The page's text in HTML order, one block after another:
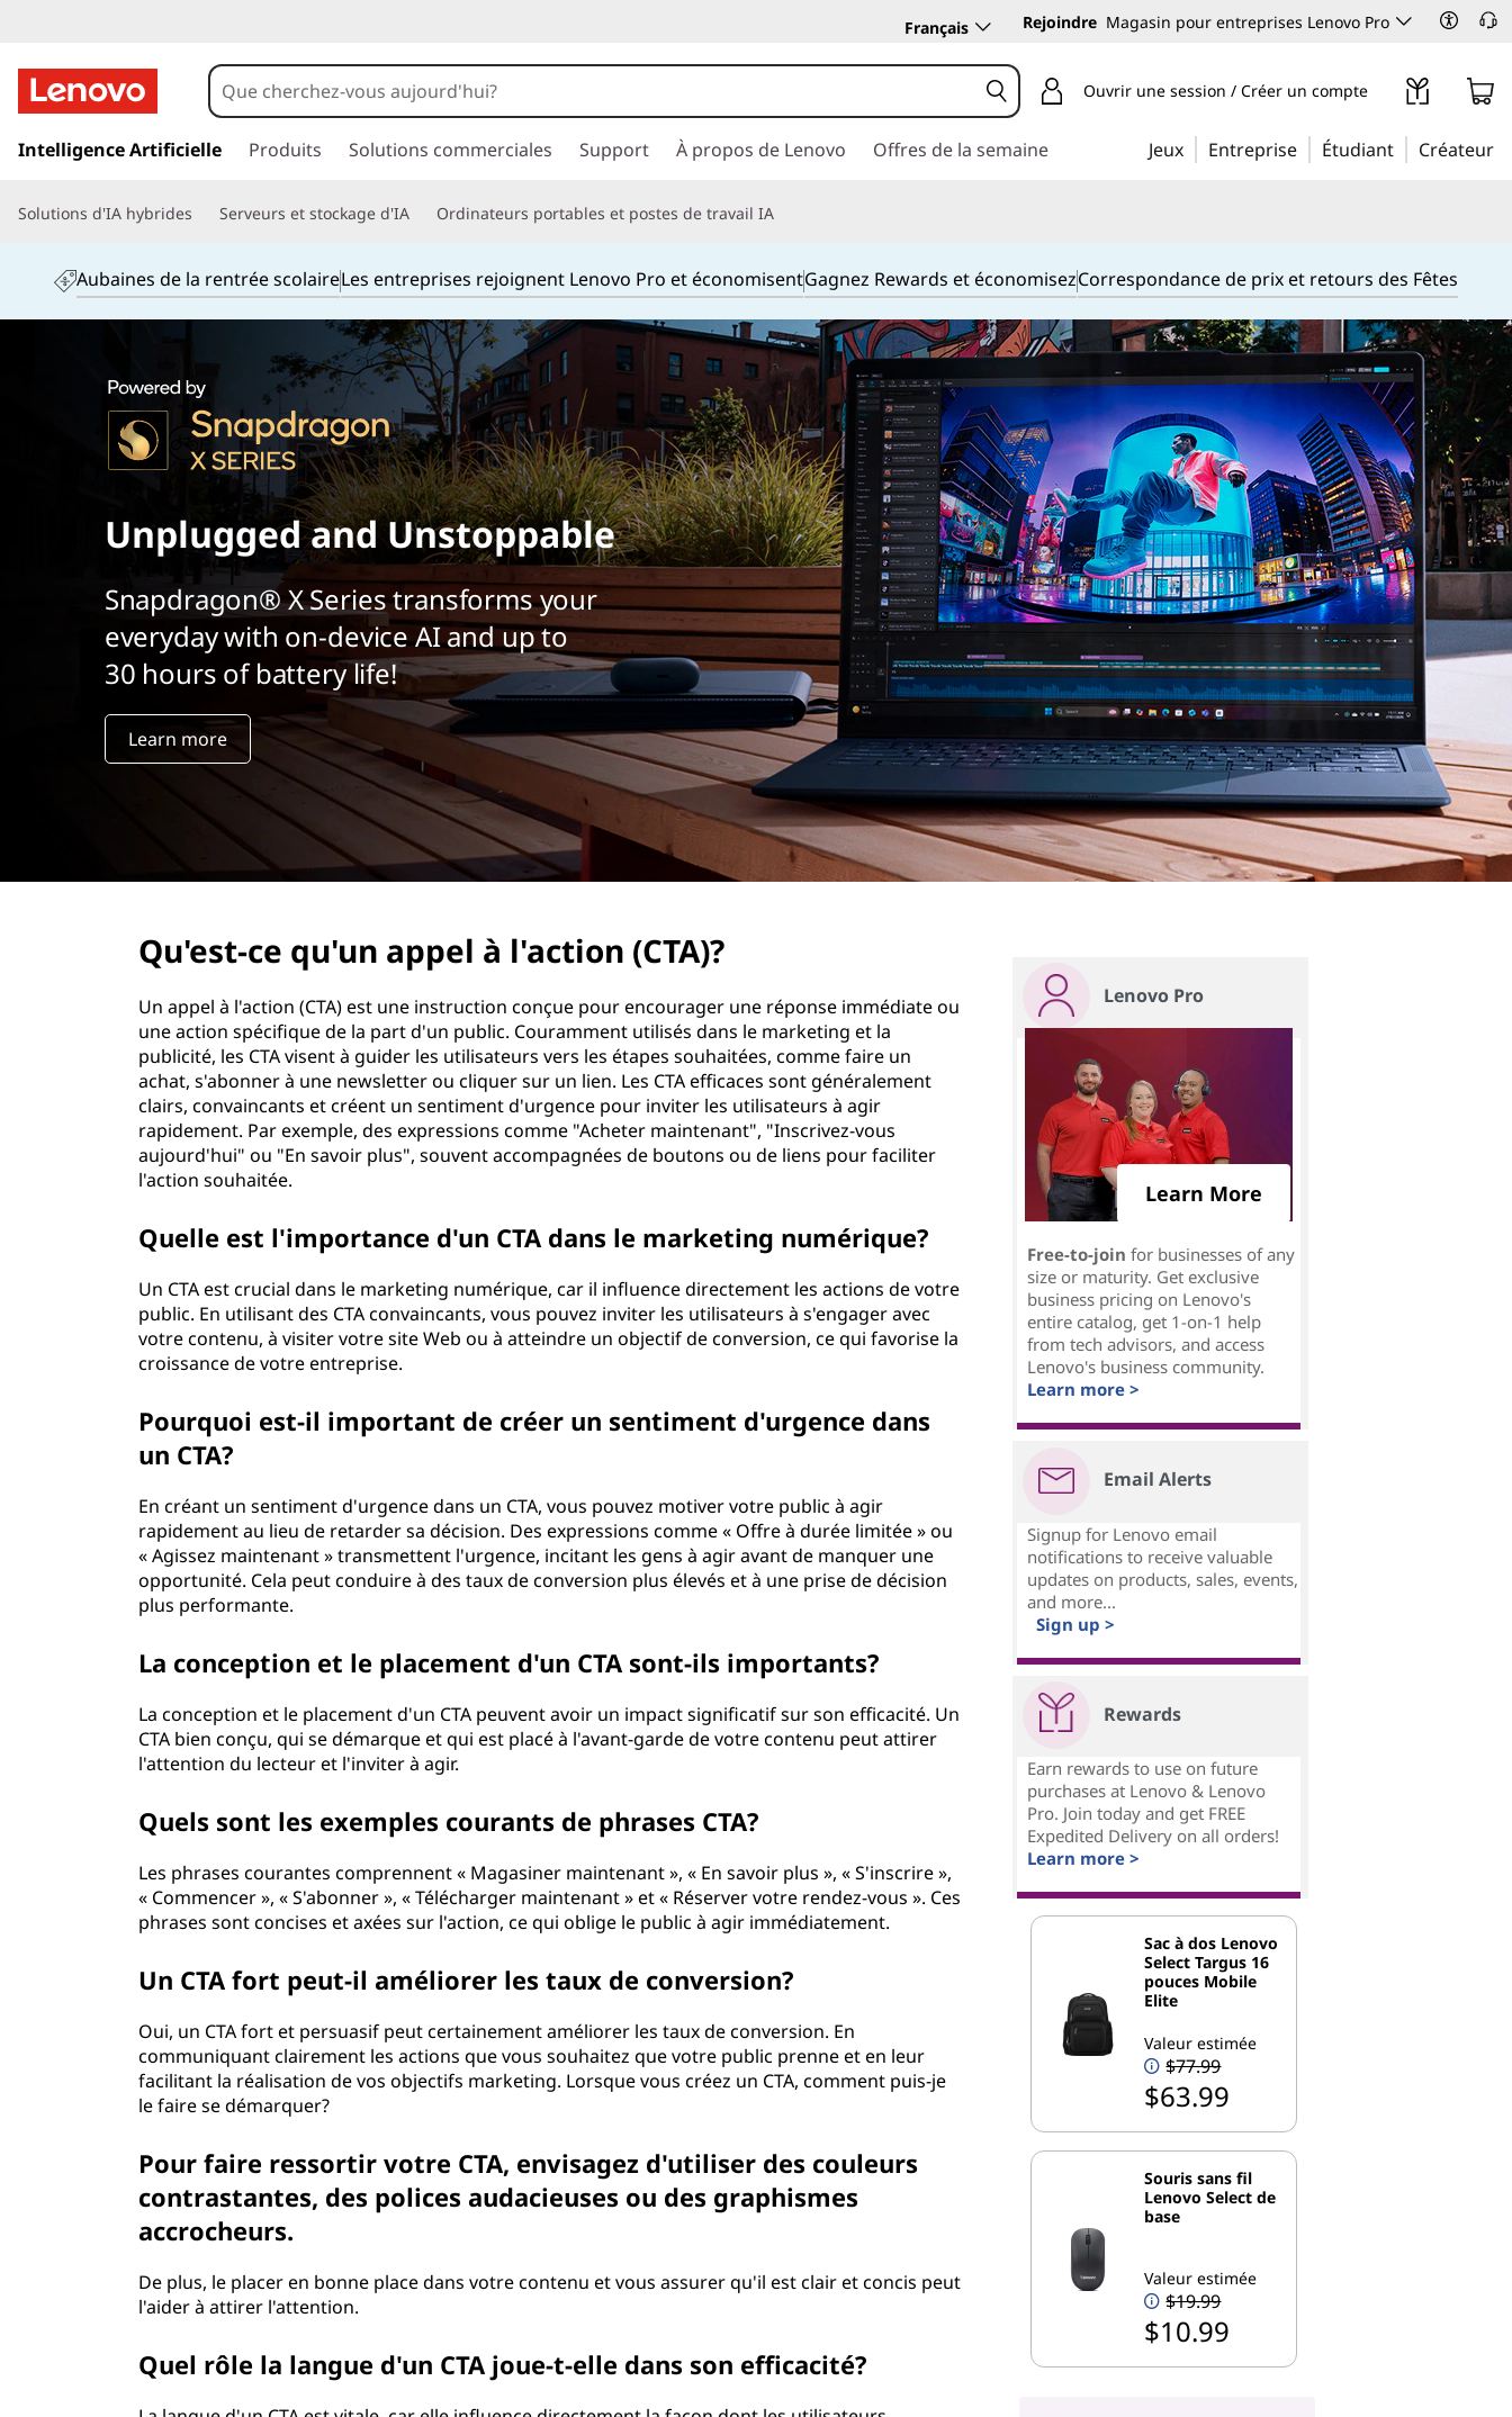
Français Rejoindre Magasin pour entreprises Lenovo Pro
a
e
c
Ouvrir une session / Créer un compte
Intelligence Artificielle Produits Solutions commerciales Support À propos de Lenovo Offres de la semaine Jeux Entreprise Étudiant Créateur
Solutions d'IA hybrides Serveurs et stockage d'IA Ordinateurs portables et postes de travail IA
Aubaines de la rentrée scolaireLes entreprises rejoignent Lenovo Pro et économisentGagnez Rewards et économisezCorrespondance de prix et retours des Fêtes
Unplugged and Unstoppable
Snapdragon® X Series transforms your
everyday with on-device AI and up to
30 hours of battery life!
Learn more
Qu'est-ce qu'un appel à l'action (CTA)?
Un appel à l'action (CTA) est une instruction conçue pour encourager une réponse immédiate ou
une action spécifique de la part d'un public. Couramment utilisés dans le marketing et la
publicité, les CTA visent à guider les utilisateurs vers les étapes souhaitées, comme faire un
achat, s'abonner à une newsletter ou cliquer sur un lien. Les CTA efficaces sont généralement
clairs, convaincants et créent un sentiment d'urgence pour inviter les utilisateurs à agir
rapidement. Par exemple, des expressions comme "Acheter maintenant", "Inscrivez-vous
aujourd'hui" ou "En savoir plus", souvent accompagnées de boutons ou de liens pour faciliter
l'action souhaitée.
Quelle est l'importance d'un CTA dans le marketing numérique?
Un CTA est crucial dans le marketing numérique, car il influence directement les actions de votre
public. En utilisant des CTA convaincants, vous pouvez inviter les utilisateurs à s'engager avec
votre contenu, à visiter votre site Web ou à atteindre un objectif de conversion, ce qui favorise la
croissance de votre entreprise.
Pourquoi est-il important de créer un sentiment d'urgence dans
un CTA?
En créant un sentiment d'urgence dans un CTA, vous pouvez motiver votre public à agir
rapidement au lieu de retarder sa décision. Des expressions comme « Offre à durée limitée » ou
« Agissez maintenant » transmettent l'urgence, incitant les gens à agir avant de manquer une
opportunité. Cela peut conduire à des taux de conversion plus élevés et à une prise de décision
plus performante.
La conception et le placement d'un CTA sont-ils importants?
La conception et le placement d'un CTA peuvent avoir un impact significatif sur son efficacité. Un
CTA bien conçu, qui se démarque et qui est placé à l'avant-garde de votre contenu peut attirer
l'attention du lecteur et l'inviter à agir.
Quels sont les exemples courants de phrases CTA?
Les phrases courantes comprennent « Magasiner maintenant », « En savoir plus », « S'inscrire »,
« Commencer », « S'abonner », « Télécharger maintenant » et « Réserver votre rendez-vous ». Ces
phrases sont concises et axées sur l'action, ce qui oblige le public à agir immédiatement.
Un CTA fort peut-il améliorer les taux de conversion?
Oui, un CTA fort et persuasif peut certainement améliorer les taux de conversion. En
communiquant clairement les actions que vous souhaitez que votre public prenne et en leur
facilitant la réalisation de vos objectifs marketing. Lorsque vous créez un CTA, comment puis-je
le faire se démarquer?
Pour faire ressortir votre CTA, envisagez d'utiliser des couleurs
contrastantes, des polices audacieuses ou des graphismes
accrocheurs.
De plus, le placer en bonne place dans votre contenu et vous assurer qu'il est clair et concis peut
l'aider à attirer l'attention.
Quel rôle la langue d'un CTA joue-t-elle dans son efficacité?
Lenovo Pro
Learn More
Free-to-join for businesses of any
size or maturity. Get exclusive
business pricing on Lenovo's
entire catalog, get 1-on-1 help
from tech advisors, and access
Lenovo's business community.
Learn more >
Email Alerts
Signup for Lenovo email
notifications to receive valuable
updates on products, sales, events,
and more...
Sign up >
Rewards
Earn rewards to use on future
purchases at Lenovo & Lenovo
Pro. Join today and get FREE
Expedited Delivery on all orders!
Learn more >
Sac à dos Lenovo
Select Targus 16
pouces Mobile
Elite
Valeur estimée
$77.99
$63.99
Souris sans fil
Lenovo Select de
base
Valeur estimée
$19.99
$10.99